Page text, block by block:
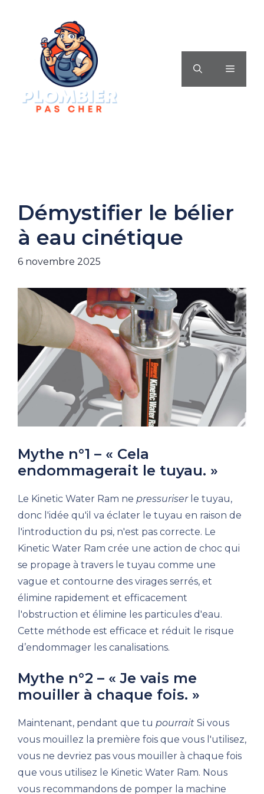
contenu
MENU
Démystifier le bélier
à eau cinétique
6 novembre 2025
Mythe n°1 – « Cela
endommagerait le tuyau. »
Le Kinetic Water Ram ne pressuriserle tuyau,
donc l'idée qu'il va éclater le tuyau en raison de
l'introduction du psi, n'est pas correcte. Le
Kinetic Water Ram crée une action de choc qui
se propage à travers le tuyau comme une
vague et contourne des virages serrés, et
élimine rapidement et efficacement
l'obstruction et élimine les particules d'eau.
Cette méthode est efficace et réduit le risque
d’endommager les canalisations.
Mythe n°2 – « Je vais me
mouiller à chaque fois. »
Maintenant, pendant que tu pourrait Si vous
vous mouillez la première fois que vous l'utilisez,
vous ne devriez pas vous mouiller à chaque fois
que vous utilisez le Kinetic Water Ram. Nous
vous recommandons de pomper la machine